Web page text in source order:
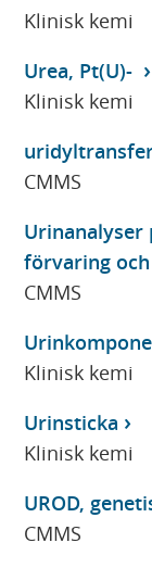
Klinisk kemi
Urea, Pt(U)-
Klinisk kemi
CMMS
Urinanalyser
förvaring
CMMS
Klinisk kemi
Urinsticka
Klinisk kemi
UROD,
CMMS